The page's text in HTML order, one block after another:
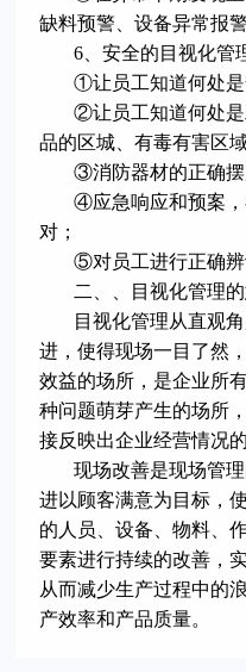
缺料预警、设备异常报
6、安全的目视化管
①让员工知道何处是
②让员工知道何处是
品的区城、有毒有害区
③消防器材的正确摆
④应急响应和预案
对；
⑤对员工进行正确辨
二、、目视化管理
目视化管理从直观
进，使得现场一目了然
效益的场所，是企业所
种问题萌芽产生的场所
接反映出企业经营情况的
现场改善是现场管
进以顾客满意为目标，
的人员、设备、物料、
要素进行持续的改善，
从而减少生产过程中的
产效率和产品质量。